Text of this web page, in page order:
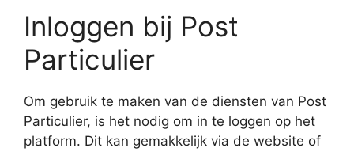
Inloggen bij Post
Particulier
Om gebruik te maken van de diensten van Post
Particulier, is het nodig om in te loggen op het
platform. Dit kan gemakkelijk via de website of